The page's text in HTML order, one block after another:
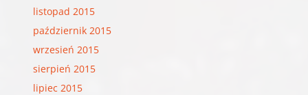
listopad 2015
październik 2015
wrzesień 2015
sierpień 2015
lipiec 2015